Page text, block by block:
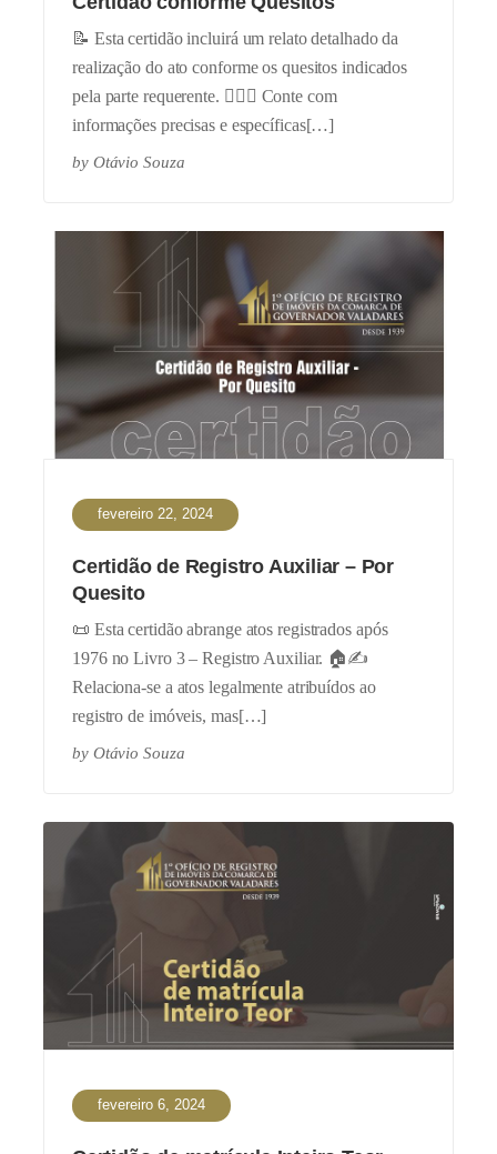
📝 Esta certidão incluirá um relato detalhado da
realização do ato conforme os quesitos indicados
pela parte requerente. 👩‍⚖‍🔎 Conte com
informações precisas e específicas[…]
by Otávio Souza
fevereiro 22, 2024
Certidão de Registro Auxiliar – Por
Quesito
📜 Esta certidão abrange atos registrados após
1976 no Livro 3 – Registro Auxiliar. 🏠✍️
Relaciona-se a atos legalmente atribuídos ao
registro de imóveis, mas[…]
by Otávio Souza
fevereiro 6, 2024